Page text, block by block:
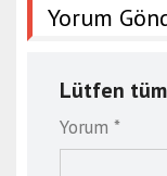
Yorum
Lütfen
Yorum *